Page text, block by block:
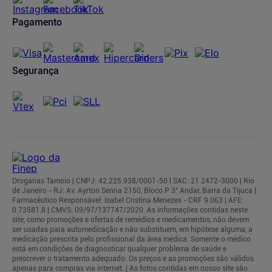
Pagamento
Segurança
Drogarias Tamoio | CNPJ: 42.225.938/0001-50 l SAC: 21 2472-3000 | Rio
de Janeiro - RJ: Av. Ayrton Senna 2150, Bloco P 3° Andar, Barra da Tijuca |
Farmacêutico Responsável: Isabel Cristina Menezes - CRF 9.063 | AFE:
0.73581.8 | CMVS: 09/97/137747/2020. As informações contidas neste
site, como promoções e ofertas de remédios e medicamentos, não devem
ser usadas para automedicação e não substituem, em hipótese alguma, a
medicação prescrita pelo profissional da área médica. Somente o médico
está em condições de diagnosticar qualquer problema de saúde e
prescrever o tratamento adequado. Os preços e as promoções são válidos
apenas para compras via internet. | As fotos contidas em nosso site são